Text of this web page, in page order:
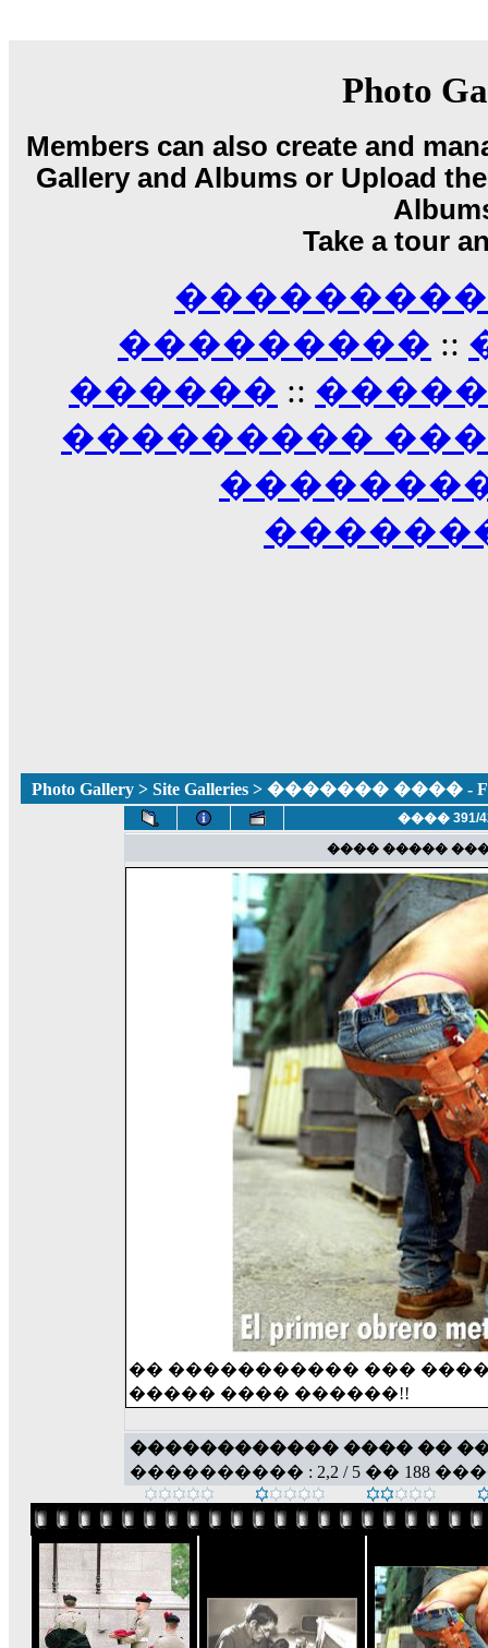
Echo, ���� �� ������� ��
������ �� �����.. "������" ���
15:33
��������� ����, ���������
����� ��������� ��
������! ��� ������ �� �����...
������� ���� ���� ������;
Photo
Members can also create and
Gallery and Albums or Upload
Take a tour
���������
��������� ::
������ ::
���������
Photo Gallery > Site Galleries > ������� ���� -
���� 391/
���� �����
�� ����������� ���
����� ���� ������!!
������������ ���� ��
���������� : 2,2 / 5 �� 188